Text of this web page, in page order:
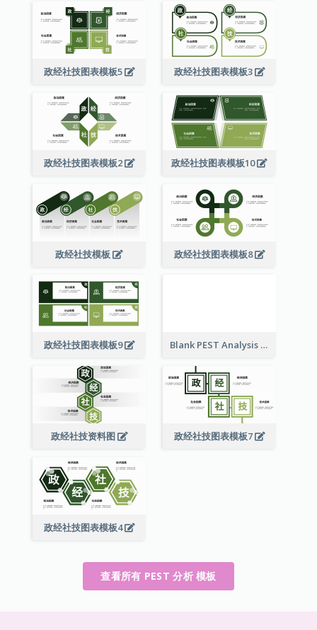
政经社技图表模板5 政经社技图表模板3
政经社技图表模板2 政经社技图表模板10
政经社技模板 政经社技图表模板8
政经社技图表模板9 Blank PEST Analysis
政经社技资料图 政经社技图表模板7
政经社技图表模板4
查看所有 PEST 分析 模板